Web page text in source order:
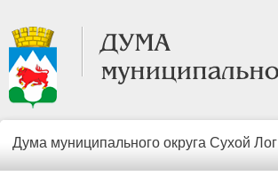
Дума муниципального округа Сухой Лог